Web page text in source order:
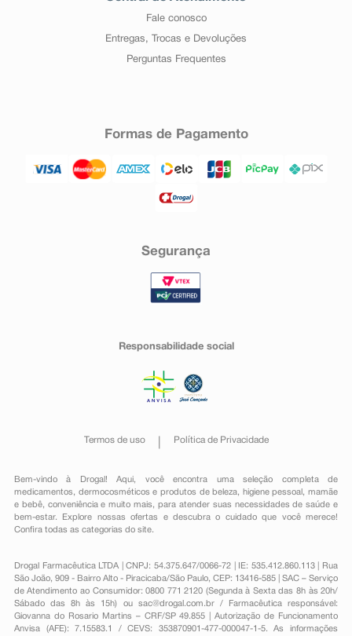
Fale conosco
Entregas, Trocas e Devoluções
Perguntas Frequentes
Formas de Pagamento
Segurança
Responsabilidade social
Termos de uso Política de Privacidade
Bem-vindo à Drogal! Aqui, você encontra uma seleção completa de
medicamentos , dermocosméticos e produtos de beleza, higiene pessoal ,mamãe
e bebê, conveniênciae muito mais, para atender suas necessidades de saúde e
bem-estar. Explore nossas ofertas e descubra o cuidado que você merece!
Confira todas as categorias do site.
Drogal Farmacêutica LTDA | CNPJ: 54.375.647/0066-72 | IE: 535.412.860.113 | Rua
São João, 909 - Bairro Alto - Piracicaba/São Paulo, CEP: 13416-585 | SAC – Serviço
de Atendimento ao Consumidor: 0800 771 2120 (Segunda à Sexta das 8h às 20h/
Sábado das 8h às 15h) ou sac@drogal.com.br/ Farmacêutica responsável:
Giovanna do Rosario Martins – CRF/SP 49.855 | Autorização de Funcionamento
Anvisa (AFE): 7.15583.1 / CEVS: 353870901-477-000047-1-5. As informações